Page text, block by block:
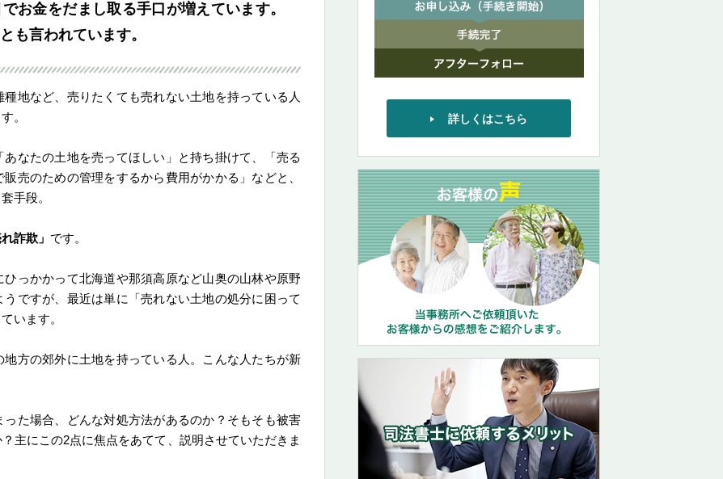
お金をだまし取る手口が増えています。
も言われています。
地など、売りたくても売れない土地を持っている人
。
あなたの土地を売ってほしい」と持ち掛けて、「売る
売のための管理をするから費用がかかる」などと、
手段。
詐欺」 です。
っかかって北海道や那須高原など山奥の山林や原野
ですが、最近は単に「売れない土地の処分に困って
います。
方の郊外に土地を持っている人。こんな人たちが新
た場合、どんな対処方法があるのか？そもそも被害
主にこの2点に焦点をあてて、説明させていただきま
詳しくはこちら